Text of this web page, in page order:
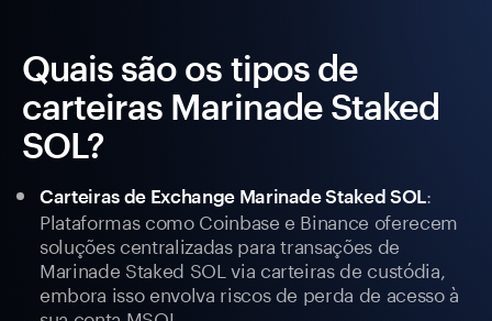
Quais são os tipos de
carteiras Marinade Staked
SOL?
Carteiras de Exchange Marinade Staked SOL:
Plataformas como Coinbase e Binance oferecem
soluções centralizadas para transações de
Marinade Staked SOL via carteiras de custódia,
embora isso envolva riscos de perda de acesso à